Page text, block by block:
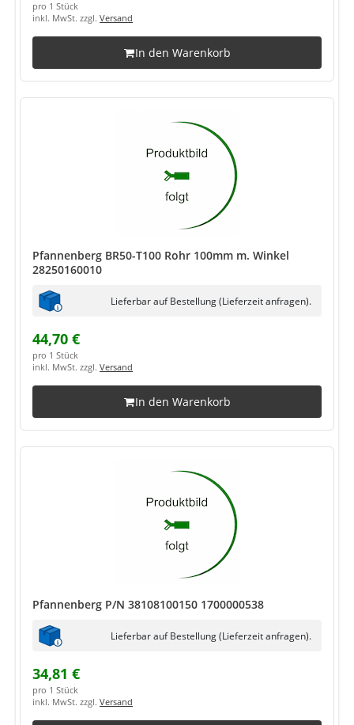
pro 1 Stück
inkl. MwSt. zzgl. Versand
In den Warenkorb
Pfannenberg BR50-T100 Rohr 100mm m. Winkel
28250160010
Lieferbar auf Bestellung (Lieferzeit anfragen).
44,70 €
pro 1 Stück
inkl. MwSt. zzgl. Versand
In den Warenkorb
Pfannenberg P/N 38108100150 1700000538
Lieferbar auf Bestellung (Lieferzeit anfragen).
34,81 €
pro 1 Stück
inkl. MwSt. zzgl. Versand